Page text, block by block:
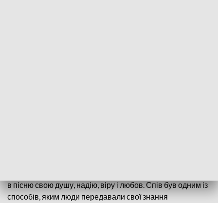
в пісню свою душу, надію, віру і любов. Спів був одним із
способів, яким люди передавали свої знання